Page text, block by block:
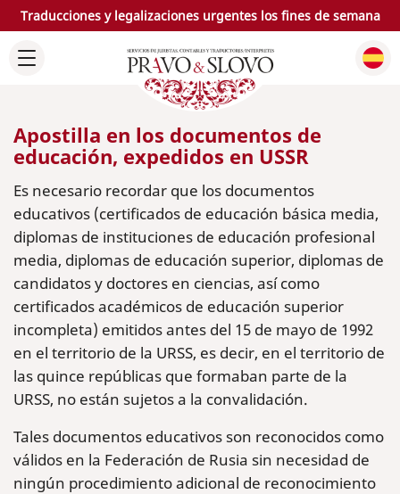
Traducciones y legalizaciones urgentes los fines de semana
Apostilla en los documentos de
educación, expedidos en USSR
Es necesario recordar que los documentos
educativos (certificados de educación básica media,
diplomas de instituciones de educación profesional
media, diplomas de educación superior, diplomas de
candidatos y doctores en ciencias, así como
certificados académicos de educación superior
incompleta) emitidos antes del 15 de mayo de 1992
en el territorio de la URSS, es decir, en el territorio de
las quince repúblicas que formaban parte de la
URSS, no están sujetos a la convalidación.
Tales documentos educativos son reconocidos como
válidos en la Federación de Rusia sin necesidad de
ningún procedimiento adicional de reconocimiento